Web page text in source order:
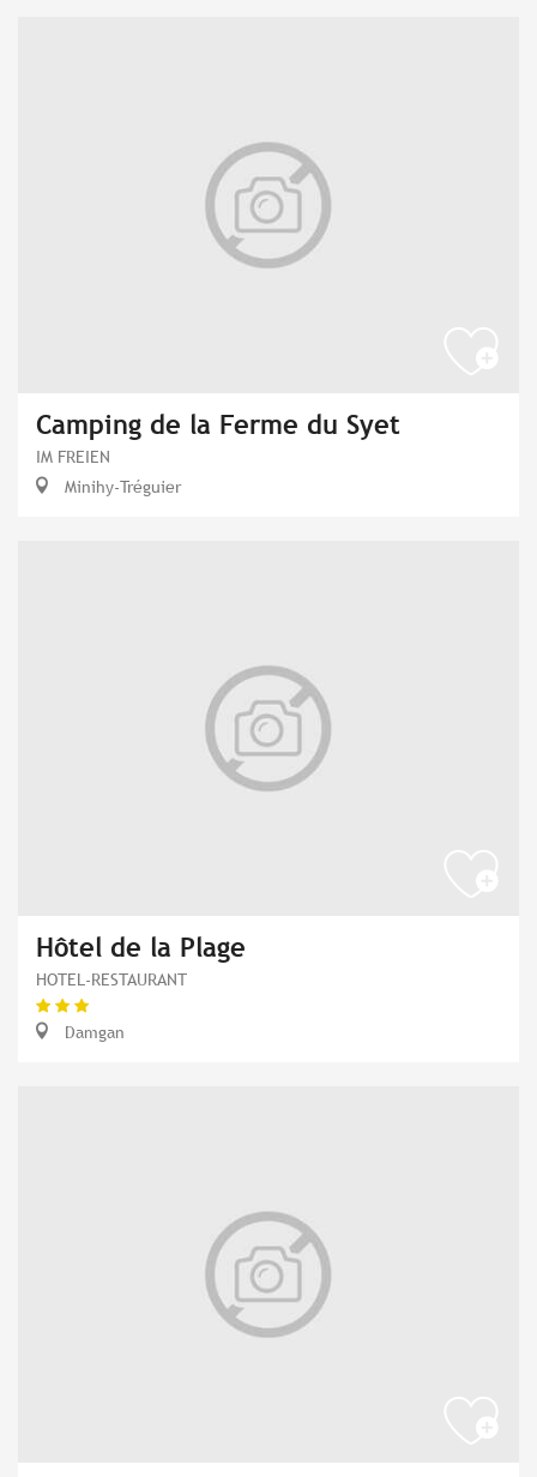
Camping de la Ferme du Syet
IM FREIEN
Minihy-Tréguier
Hôtel de la Plage
HOTEL-RESTAURANT
Damgan